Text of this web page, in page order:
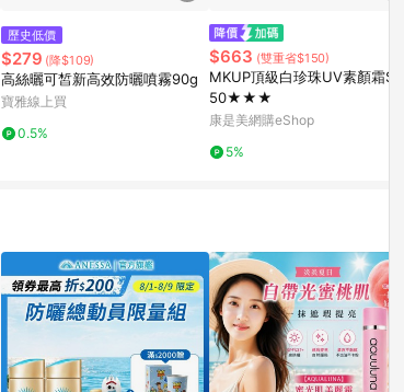
歷史低價
$279 (降$109)
高絲曬可皙新高效防曬噴霧90g
寶雅線上買
0.5%
$663 (雙重省$150)
MKUP頂級白珍珠UV素顏霜SPF
50★★★
康是美網購eShop
5%